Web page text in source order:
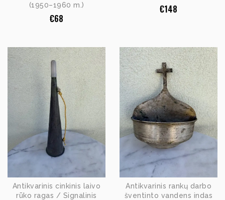
(1950–1960 m.)
€68
€148
Antikvarinis cinkinis laivo
rūko ragas / Signalinis
Antikvarinis rankų darbo
šventinto vandens indas